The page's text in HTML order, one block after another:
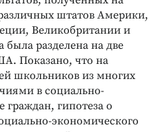
штатов Америки,
Великобритании и
разделена на две
Показано, что на
школьников из многих
в социально-
гипотеза о
экономического